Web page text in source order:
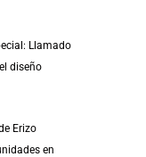
Llamado
diseño
Erizo
en